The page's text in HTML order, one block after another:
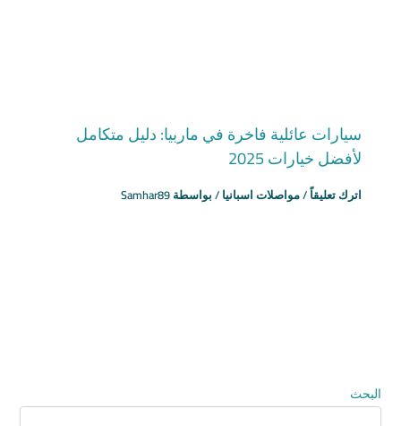
سيارات عائلية فاخرة في ماربيا: دليل متكامل
لأفضل خيارات 2025
اترك تعليقاً/مواصلات اسبانيا/ بواسطةSamhar89
البحث